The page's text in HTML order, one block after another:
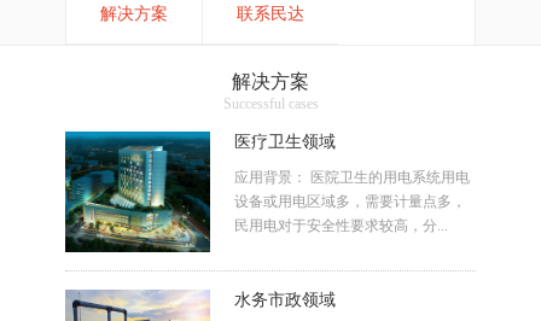
解决方案 联系民达
解决方案
Successful cases
医疗卫生领域
应用背景： 医院卫生的用电系统用电
设备或用电区域多，需要计量点多，
民用电对于安全性要求较高，分...
水务市政领域